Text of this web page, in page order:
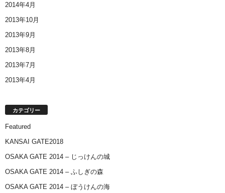
2014年4月
2013年10月
2013年9月
2013年8月
2013年7月
2013年4月
カテゴリー
Featured
KANSAI GATE2018
OSAKA GATE 2014 – じっけんの城
OSAKA GATE 2014 – ふしぎの森
OSAKA GATE 2014 – ぼうけんの海